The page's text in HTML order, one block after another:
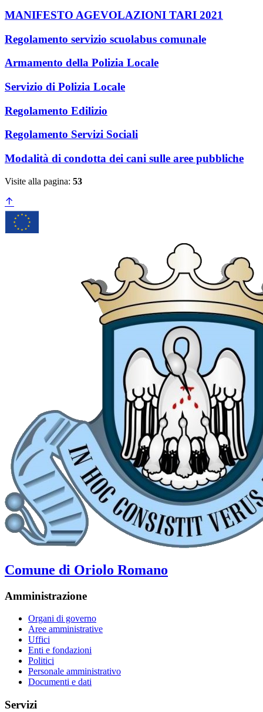
MANIFESTO AGEVOLAZIONI TARI 2021
Regolamento servizio scuolabus comunale
Armamento della Polizia Locale
Servizio di Polizia Locale
Regolamento Edilizio
Regolamento Servizi Sociali
Modalità di condotta dei cani sulle aree pubbliche
Visite alla pagina: 53
Comune di Oriolo Romano
Amministrazione
Organi di governo
Aree amministrative
Uffici
Enti e fondazioni
Politici
Personale amministrativo
Documenti e dati
Servizi